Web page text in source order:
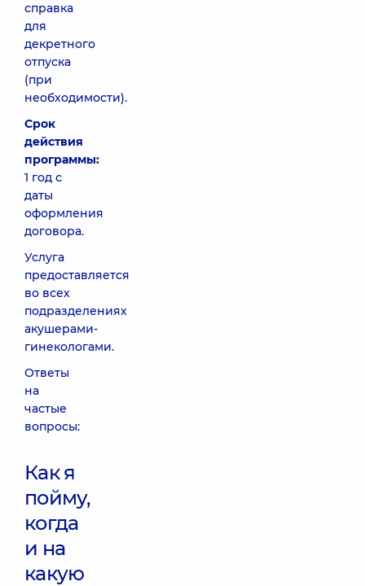
справка
для
декретного
отпуска
(при
необходимости).
Срок
действия
программы:
1 год с
даты
оформления
договора.
Услуга
предоставляется
во всех
подразделениях
акушерами-
гинекологами.
Ответы
на
частые
вопросы:
Как я
пойму,
когда
и на
какую